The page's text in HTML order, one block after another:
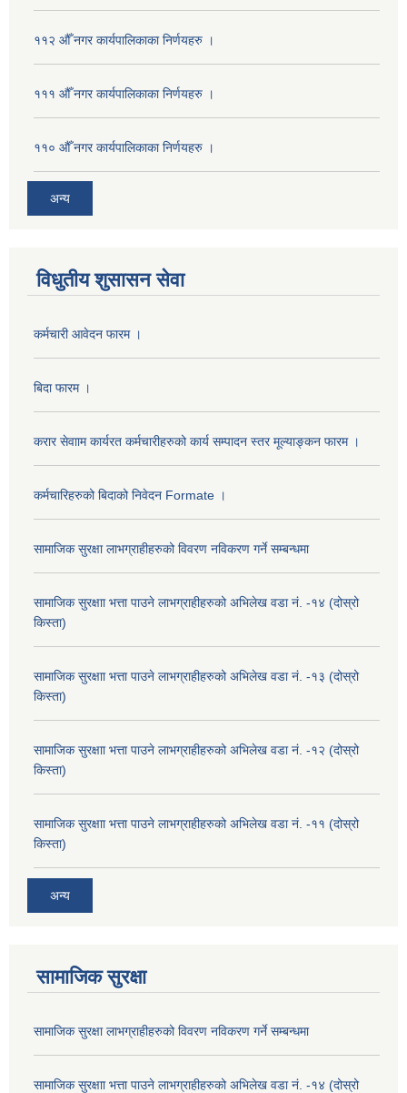
११२ औँ नगर कार्यपालिकाका निर्णयहरु ।
१११ औँ नगर कार्यपालिकाका निर्णयहरु ।
११० औँ नगर कार्यपालिकाका निर्णयहरु ।
अन्य
विधुतीय शुसासन सेवा
कर्मचारी आवेदन फारम ।
बिदा फारम ।
करार सेवााम कार्यरत कर्मचारीहरुको कार्य सम्पादन स्तर मूल्याङ्कन फारम ।
कर्मचारिहरुको बिदाको निवेदन Formate ।
सामाजिक सुरक्षा लाभग्राहीहरुको विवरण नविकरण गर्ने सम्बन्धमा
सामाजिक सुरक्षाा भत्ता पाउने लाभग्राहीहरुको अभिलेख वडा नं. -१४ (दोस्रो
किस्ता)
सामाजिक सुरक्षाा भत्ता पाउने लाभग्राहीहरुको अभिलेख वडा नं. -१३ (दोस्रो
किस्ता)
सामाजिक सुरक्षाा भत्ता पाउने लाभग्राहीहरुको अभिलेख वडा नं. -१२ (दोस्रो
किस्ता)
सामाजिक सुरक्षाा भत्ता पाउने लाभग्राहीहरुको अभिलेख वडा नं. -११ (दोस्रो
किस्ता)
अन्य
सामाजिक सुरक्षा
सामाजिक सुरक्षा लाभग्राहीहरुको विवरण नविकरण गर्ने सम्बन्धमा
सामाजिक सुरक्षाा भत्ता पाउने लाभग्राहीहरुको अभिलेख वडा नं. -१४ (दोस्रो